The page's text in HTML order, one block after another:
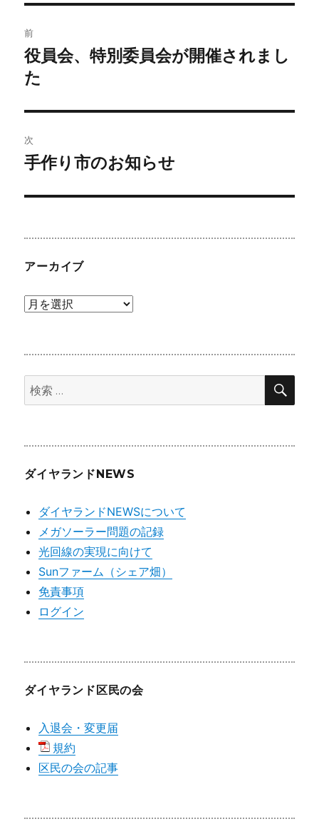
k
稿
ナ
ビ
ゲ
ー
シ
ン
前
前
の
稿:
役員会、特別委員会が開催されまし
た
次
次
投
手作り市のお知らせ
アーカイブ
ア
ブ検
索:
検
ダイヤランドNEWS
ダイヤランドNEWSについて
メガソーラー問題の記録
光回線の実現に向けて
Sunファーム（シェア畑）
免責事項
ログイン
ダイヤランド区民の会
入退会・変更届
規約
区民の会の記事